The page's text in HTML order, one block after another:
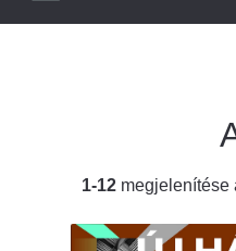
1-12 megjelenítése